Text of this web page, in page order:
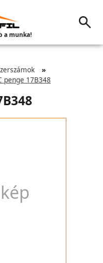
a munka!
penge 17B348